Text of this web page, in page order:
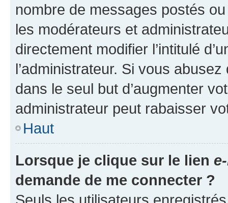
nombre de messages postés
les modérateurs et
directement modifier l’intitulé
l’administrateur. Si vous
dans le seul but d’augmenter
administrateur peut rabaisser
Haut
Lorsque je clique sur le lien
demande de me connecter ?